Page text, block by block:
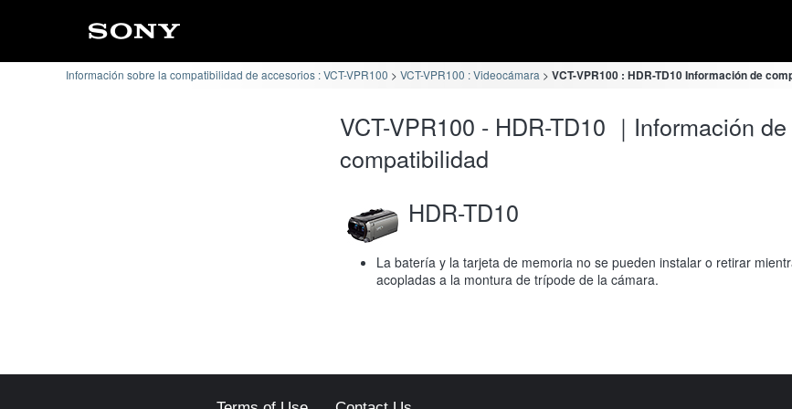
Información sobre la compatibilidad de accesorios : VCT-VPR100 VCT-VPR100 : Videocámara VCT-VPR100 : HDR-TD10 Información de
VCT-VPR100 - HDR-TD10 ｜Información de
compatibilidad
HDR-TD10
La batería y la tarjeta de memoria no se pueden instalar o retirar
acopladas a la montura de trípode de la cámara.